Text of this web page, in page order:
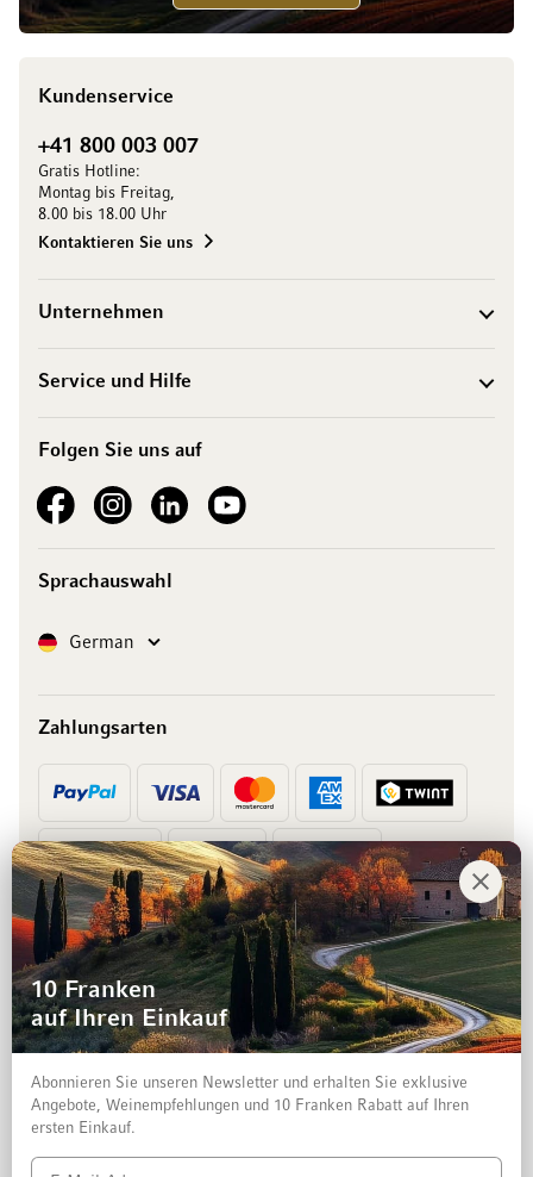
Kundenservice
+41 800 003 007
Gratis Hotline:
Montag bis Freitag,
8.00 bis 18.00 Uhr
Kontaktieren Sie uns
Unternehmen
Service und Hilfe
Folgen Sie uns auf
See our FacebookSee our Instagram account
See our LinkedInSee our YouTube channel
Sprachauswahl
SpracheGerman
Zahlungsarten
Vorkasse Rechnung
10 Franken
auf Ihren Einkauf
Abonnieren Sie unseren Newsletter und erhalten Sie exklusive
Angebote, Weinempfehlungen und 10 Franken Rabatt auf Ihren
ersten Einkauf.